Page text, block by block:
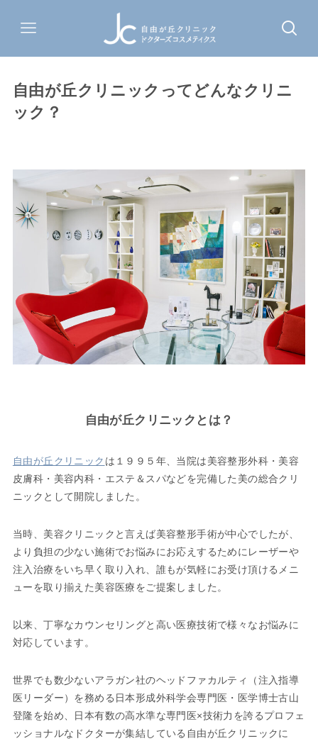
自由が丘クリニックってどんなクリニ
ック？
自由が丘クリニックとは？
自由が丘クリニック は１９９５年、当院は美容整形外科・美容
皮膚科・美容内科・エステ＆スパなどを完備した美の総合クリ
ニックとして開院しました。
当時、美容クリニックと言えば美容整形手術が中心でしたが、
より負担の少ない施術でお悩みにお応えするためにレーザーや
注入治療をいち早く取り入れ、誰もが気軽にお受け頂けるメニ
ューを取り揃えた美容医療をご提案しました。
以来、丁寧なカウンセリングと高い医療技術で様々なお悩みに
対応しています。
世界でも数少ないアラガン社のヘッドファカルティ（注入指導
医リーダー）を務める日本形成外科学会専門医・医学博士古山
登隆を始め、日本有数の高水準な専門医×技術力を誇るプロフェ
ッショナルなドクターが集結している自由が丘クリニックに